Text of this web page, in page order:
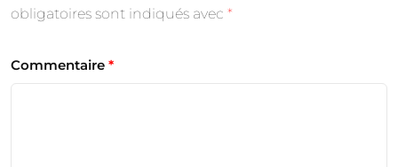
obligatoires sont indiqués avec *
Commentaire *